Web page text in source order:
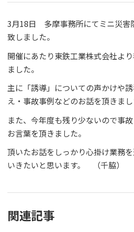
3月18日 多摩事務所にてミニ災害
致しました。
開催にあたり東鉄工業株式会社よ
ました。
主に「誘導」についての声かけや
え・事故事例などのお話を頂きまし
また、今年度も残り少ないので事
お言葉を頂きました。
頂いたお話をしっかり心掛け業務
いきたいと思います。 （千脇）
関連記事